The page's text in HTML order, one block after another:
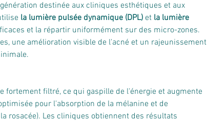
destinée aux cliniques esthétiques et aux
la lumière pulsée dynamique (DPL) et la lumière
et la répartir uniformément sur des micro-zones.
une amélioration visible de l'acné et un rajeunissement
fortement filtré, ce qui gaspille de l'énergie et augmente
pour l'absorption de la mélanine et de
rosacée). Les cliniques obtiennent des résultats